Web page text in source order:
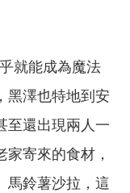
就能成為魔法
黑澤也特地到安
至還出現兩人一
寄來的食材，
馬鈴薯沙拉，這